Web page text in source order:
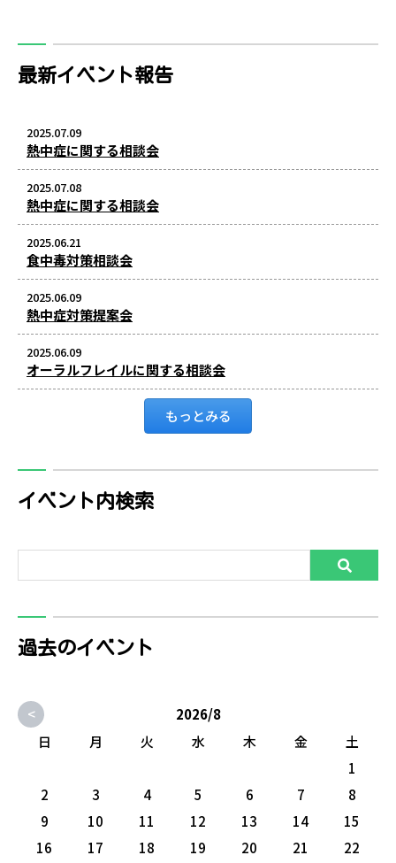
最新イベント報告
2025.07.09
熱中症に関する相談会
2025.07.08
熱中症に関する相談会
2025.06.21
食中毒対策相談会
2025.06.09
熱中症対策提案会
2025.06.09
オーラルフレイルに関する相談会
もっとみる
イベント内検索
過去のイベント
<
2026/8
日
月 火 水 木 金
土
1
2
3 4 5 6 7
8
9
10 11 12 13 14
15
16
17 18 19 20 21
22